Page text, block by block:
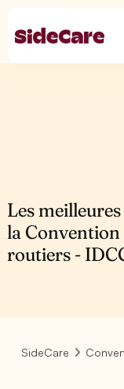
Les
la
routiers -
SideCare